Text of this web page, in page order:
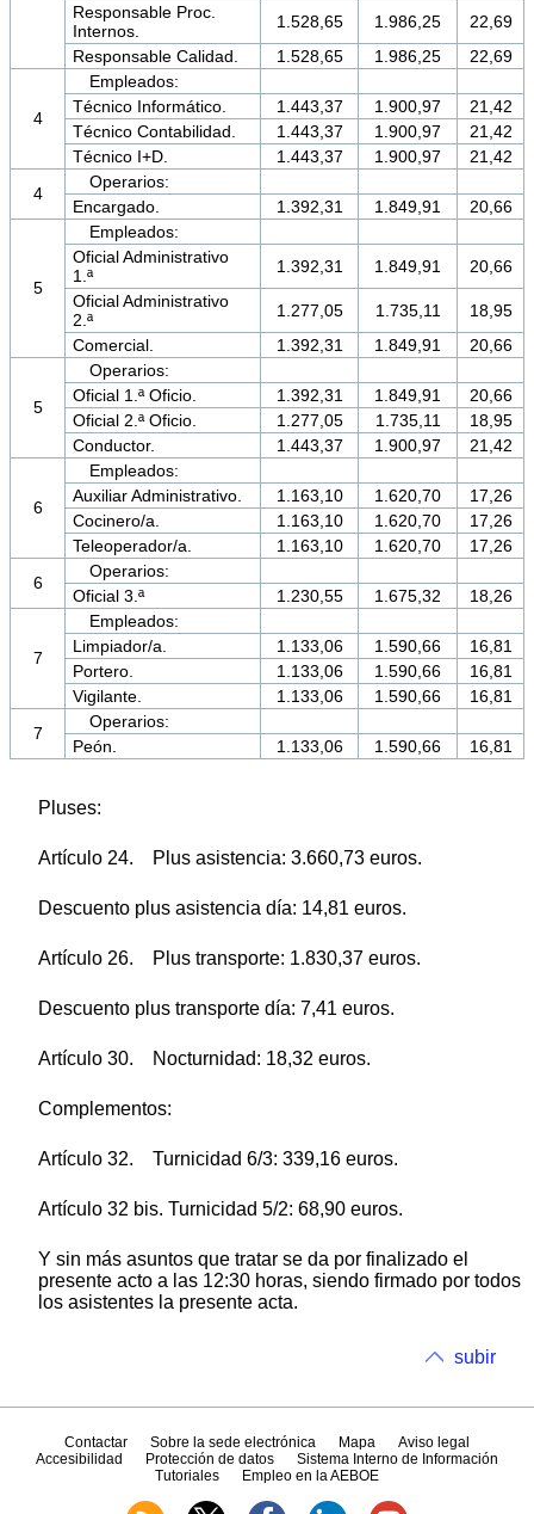
Responsable Proc.
Internos.
1.528,65 1.986,25
22,69
Responsable Calidad.
1.528,65 1.986,25 22,69
4
Empleados:
Técnico Informático.
1.443,37 1.900,97
21,42
Técnico Contabilidad.
1.443,37 1.900,97
21,42
Técnico I+D.
1.443,37 1.900,97
21,42
4
Operarios:
Encargado.
1.392,31 1.849,91 20,66
5
Empleados:
Oficial Administrativo
1.ª
1.392,31 1.849,91
20,66
Oficial Administrativo
2.ª
1.277,05 1.735,11
18,95
Comercial.
1.392,31 1.849,91 20,66
5
Operarios:
Oficial 1.ª Oficio.
1.392,31 1.849,91
20,66
Oficial 2.ª Oficio.
1.277,05 1.735,11
18,95
Conductor.
1.443,37 1.900,97 21,42
6
Empleados:
Auxiliar Administrativo.
1.163,10 1.620,70
17,26
Cocinero/a.
1.163,10 1.620,70
17,26
Teleoperador/a.
1.163,10 1.620,70
17,26
6
Operarios:
Oficial 3.ª
1.230,55 1.675,32 18,26
7
Empleados:
Limpiador/a.
1.133,06 1.590,66
16,81
Portero.
1.133,06 1.590,66
16,81
Vigilante.
1.133,06 1.590,66
16,81
7
Operarios:
Peón.
1.133,06 1.590,66 16,81
Pluses:
Artículo 24. Plus asistencia: 3.660,73 euros.
Descuento plus asistencia día: 14,81 euros.
Artículo 26. Plus transporte: 1.830,37 euros.
Descuento plus transporte día: 7,41 euros.
Artículo 30. Nocturnidad: 18,32 euros.
Complementos:
Artículo 32. Turnicidad 6/3: 339,16 euros.
Artículo 32 bis. Turnicidad 5/2: 68,90 euros.
Y sin más asuntos que tratar se da por finalizado el
presente acto a las 12:30 horas, siendo firmado por todos
los asistentes la presente acta.
subir
Contactar Sobre la sede electrónica Mapa
Aviso legal
Accesibilidad
Protección de datos
Sistema Interno de Información
Tutoriales
Empleo en la AEBOE